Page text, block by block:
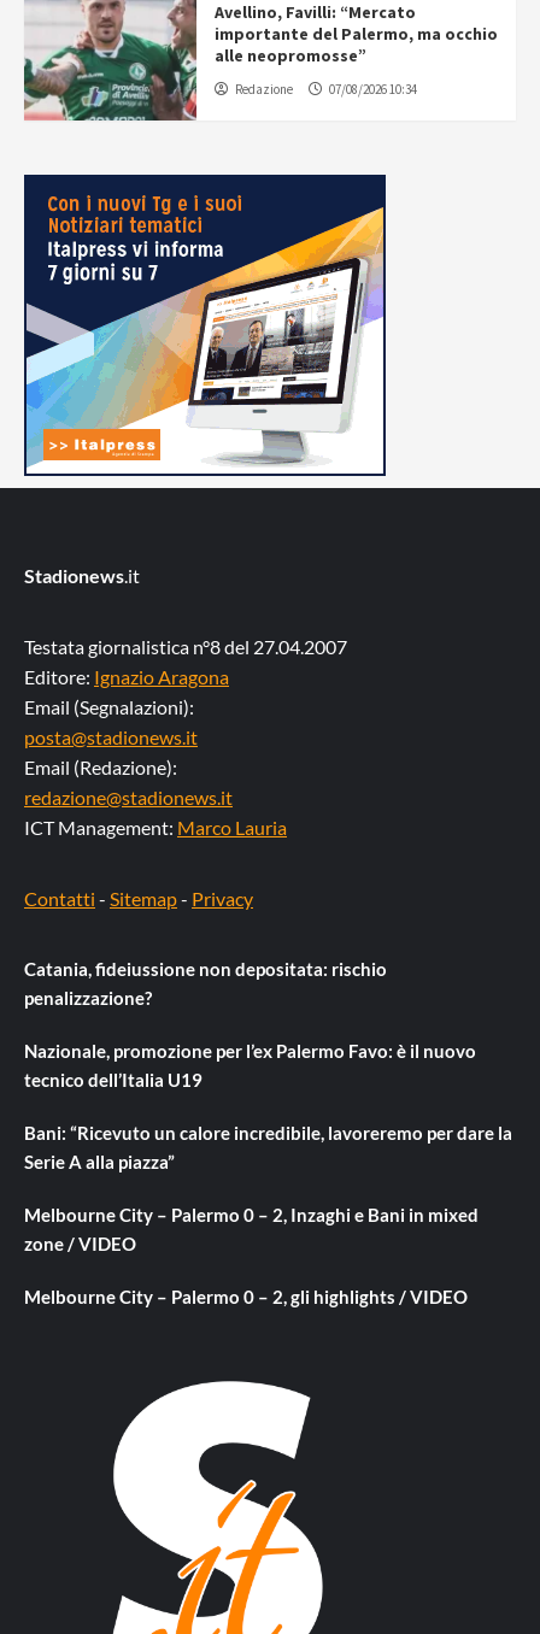
Avellino, Favilli: “Mercato
importante del Palermo, ma occhio
alle neopromosse”
Redazione 07/08/2026 10:34
Stadionews.it
Testata giornalistica n°8 del 27.04.2007
Editore: Ignazio Aragona
Email (Segnalazioni):
posta@stadionews.it
Email (Redazione):
redazione@stadionews.it
ICT Management: Marco Lauria
Contatti - Sitemap- Privacy
Catania, fideiussione non depositata: rischio
penalizzazione?
Nazionale, promozione per l’ex Palermo Favo: è il nuovo
tecnico dell’Italia U19
Bani: “Ricevuto un calore incredibile, lavoreremo per dare la
Serie A alla piazza”
Melbourne City – Palermo 0 – 2, Inzaghi e Bani in mixed
zone / VIDEO
Melbourne City – Palermo 0 – 2, gli highlights / VIDEO